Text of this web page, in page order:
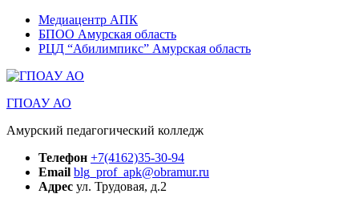
Медиацентр АПК
БПОО Амурская область
РЦД “Абилимпикс” Амурская область
ГПОАУ АО
Амурский педагогический колледж
Телефон +7(4162)35-30-94
Email blg_prof_apk@obramur.ru
Адрес ул. Трудовая, д.2